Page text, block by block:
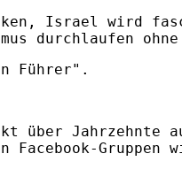
Israel wird
durchlaufen
Führer".
über Jahrzehnte
Gruppen